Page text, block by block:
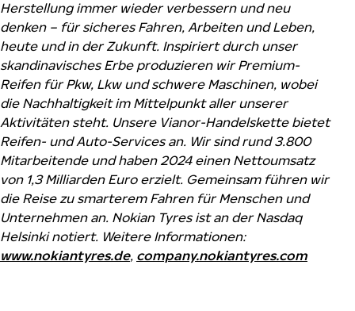
Herstellung immer wieder verbessern und neu
denken – für sicheres Fahren, Arbeiten und Leben,
heute und in der Zukunft. Inspiriert durch unser
skandinavisches Erbe produzieren wir Premium-
Reifen für Pkw, Lkw und schwere Maschinen, wobei
die Nachhaltigkeit im Mittelpunkt aller unserer
Aktivitäten steht. Unsere Vianor-Handelskette bietet
Reifen- und Auto-Services an. Wir sind rund 3.800
Mitarbeitende und haben 2024 einen Nettoumsatz
von 1,3 Milliarden Euro erzielt. Gemeinsam führen wir
die Reise zu smarterem Fahren für Menschen und
Unternehmen an. Nokian Tyres ist an der Nasdaq
Helsinki notiert. Weitere Informationen:
www.nokiantyres.de, company.nokiantyres.com